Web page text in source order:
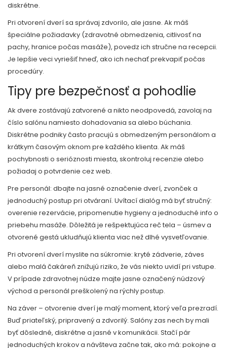
diskrétne.
Pri otvorení dverí sa správaj zdvorilo, ale jasne. Ak máš
špeciálne požiadavky (zdravotné obmedzenia, citlivosť na
pachy, hranice počas masáže), povedz ich stručne na recepcii.
Je lepšie veci vyriešiť hneď, ako ich nechať prekvapiť počas
procedúry.
Tipy pre bezpečnosť a pohodlie
Ak dvere zostávajú zatvorené a nikto neodpovedá, zavolaj na
číslo salónu namiesto dohadovania sa alebo búchania.
Diskrétne podniky často pracujú s obmedzeným personálom a
krátkym časovým oknom pre každého klienta. Ak máš
pochybnosti o serióznosti miesta, skontroluj recenzie alebo
požiadaj o potvrdenie cez web.
Pre personál: dbajte na jasné označenie dverí, zvonček a
jednoduchý postup pri otváraní. Uvítací dialóg má byť stručný:
overenie rezervácie, pripomenutie hygieny a jednoduché info o
priebehu masáže. Dôležitá je rešpektujúca reč tela – úsmev a
otvorené gestá ukludňujú klienta viac než dlhé vysvetľovanie.
Pri otvorení dverí myslite na súkromie: kryté zádverie, záves
alebo malá čakáreň znižujú riziko, že vás niekto uvidí pri vstupe.
V prípade zdravotnej núdze majte jasne označený núdzový
východ a personál preškolený na rýchly postup.
Na záver – otvorenie dverí je malý moment, ktorý veľa prezradí.
Buď priateľský, pripravený a zdvorilý. Salóny zas nech by mali
byť dôsledné, diskrétne a jasné v komunikácii. Stačí pár
jednoduchých krokov a návšteva začne tak, ako má: pokojne a